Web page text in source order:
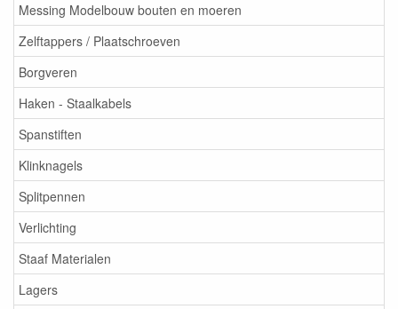
Messing Modelbouw bouten en moeren
Zelftappers / Plaatschroeven
Borgveren
Haken - Staalkabels
Spanstiften
Klinknagels
Splitpennen
Verlichting
Staaf Materialen
Lagers